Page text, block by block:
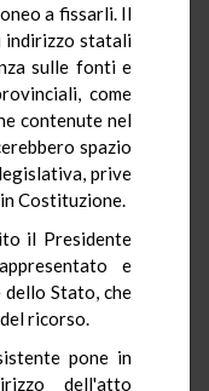
a fissarli. Il
indirizzo statali
sulle fonti e
come
contenute nel
spazio
prive
Costituzione.
il Presidente
e
Stato, che
ricorso.
pone in
dell'atto